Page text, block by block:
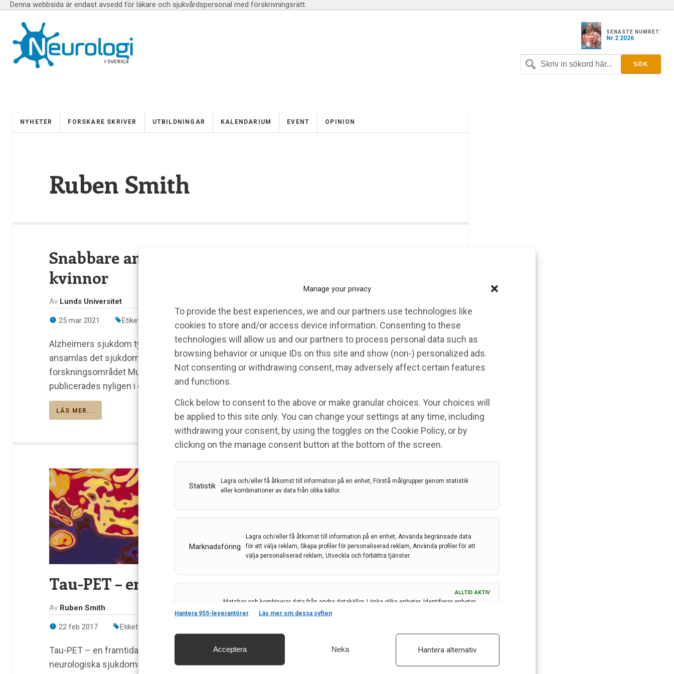
Manage your privacy
To provide the best experiences, we and our partners use technologies like
cookies to store and/or access device information. Consenting to these
technologies will allow us and our partners to process personal data such as
browsing behavior or unique IDs on this site and show (non-) personalized ads.
Not consenting or withdrawing consent, may adversely affect certain features
and functions.
Click below to consent to the above or make granular choices. Your choices will
be applied to this site only. You can change your settings at any time, including
withdrawing your consent, by using the toggles on the Cookie Policy, or by
clicking on the manage consent button at the bottom of the screen.
Statistik
Lagra och/eller få åtkomst till information på en enhet, Förstå målgrupper genom statistik
eller kombinationer av data från olika källor.
Marknadsföring
Lagra och/eller få åtkomst till information på en enhet, Använda begränsade data
för att välja reklam, Skapa profiler för personaliserad reklam, Använda profiler för att
välja personaliserad reklam, Utveckla och förbättra tjänster.
ALLTID AKTIV
Matchar och kombinerar data från andra datakällor, Länka olika enheter, Identifierar enheter
baserat på information som överförs automatiskt.
och innehåll, Spara och meddela dina integritetsval.
ALLTID AKTIV
Hantera 955-leverantörer Läs mer om dessa syften
Acceptera Neka Hantera alternativ
Denna webbsida är endast avsedd för läkare och sjukvårdspersonal med förskrivningsrätt.
SENASTE NUMRET:
Nr 2 2026
NYHETER FORSKARE SKRIVER UTBILDNINGAR KALENDARIUM EVENT OPINION
Ruben Smith
Snabbare ansamling av Alzheimers-protein hos
kvinnor
Av Lunds Universitet
25 mar 2021 Etiketter: Alzheimers sjukdom BIOFINDER-2 Lunds Universitet Ruben Smith
Alzheimers sjukdom tycks utvecklas snabbare hos kvinnor jämfört med män. Hos kvinnor
ansamlas det sjukdomsalstrande proteinet tau fortare enligt en ny studie från det strategiska
forskningsområdet MultiPark vid Lunds universitet och Skånes universitetssjukhus. Studien
publicerades nyligen i den vetenskapliga tidskriften Brain.
LÄS MER...
Tau-PET – en framtida diagnosmetod?
Av Ruben Smith
22 feb 2017 Etiketter:
Tau-PET – en framtida diagnosmetod? Aggregation av proteinet tau är förknippat med en mängd
neurologiska sjukdomar, så kallade […]